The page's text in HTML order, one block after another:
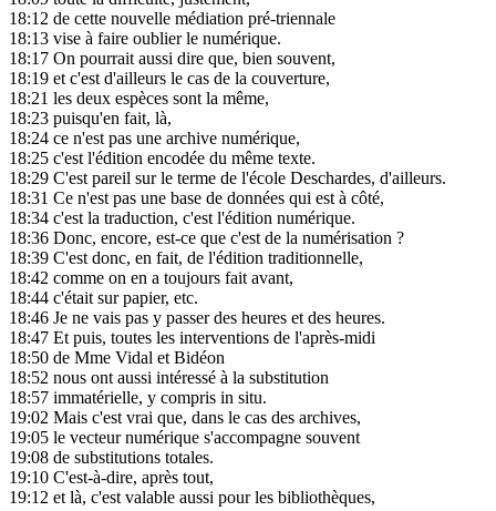
18:12 de cette nouvelle médiation pré-triennale
18:13 vise à faire oublier le numérique.
18:17 On pourrait aussi dire que, bien souvent,
18:19 et c'est d'ailleurs le cas de la couverture,
18:21 les deux espèces sont la même,
18:23 puisqu'en fait, là,
18:24 ce n'est pas une archive numérique,
18:25 c'est l'édition encodée du même texte.
18:29 C'est pareil sur le terme de l'école Deschardes, d'ailleurs.
18:31 Ce n'est pas une base de données qui est à côté,
18:34 c'est la traduction, c'est l'édition numérique.
18:36 Donc, encore, est-ce que c'est de la numérisation ?
18:39 C'est donc, en fait, de l'édition traditionnelle,
18:42 comme on en a toujours fait avant,
18:44 c'était sur papier, etc.
18:46 Je ne vais pas y passer des heures et des heures.
18:47 Et puis, toutes les interventions de l'après-midi
18:50 de Mme Vidal et Bidéon
18:52 nous ont aussi intéressé à la substitution
18:57 immatérielle, y compris in situ.
19:02 Mais c'est vrai que, dans le cas des archives,
19:05 le vecteur numérique s'accompagne souvent
19:08 de substitutions totales.
19:10 C'est-à-dire, après tout,
19:12 et là, c'est valable aussi pour les bibliothèques,